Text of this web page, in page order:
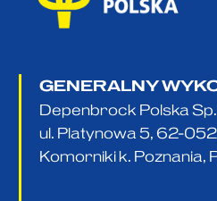
GENERALNY
Depenbrock Polska Sp.
ul. Platynowa 5, 62-052
Komorniki k. Poznania,